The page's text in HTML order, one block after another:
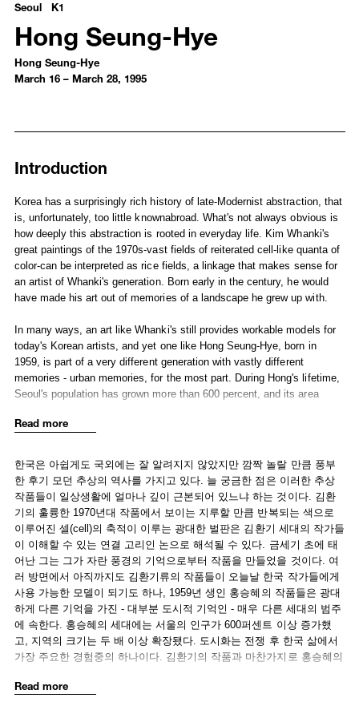
Seoul K1
Hong Seung-Hye
Hong Seung-Hye
March 16 – March 28, 1995
Introduction
Korea has a surprisingly rich history of late-Modernist abstraction, that
is, unfortunately, too little knownabroad. What's not always obvious is
how deeply this abstraction is rooted in everyday life. Kim Whanki's
great paintings of the 1970s-vast fields of reiterated cell-like quanta of
color-can be interpreted as rice fields, a linkage that makes sense for
an artist of Whanki's generation. Born early in the century, he would
have made his art out of memories of a landscape he grew up with.
In many ways, an art like Whanki's still provides workable models for
today's Korean artists, and yet one like Hong Seung-Hye, born in
1959, is part of a very different generation with vastly different
memories - urban memories, for the most part. During Hong's lifetime,
Seoul's population has grown more than 600 percent, and its area
Korean life. Many of Hong's works are based on accumulations of
add up to a landscape that is domestic, architectural, and urban, never
rustic, never offering open vistas. The units that make up this
landscape can be completely abstract (a grid of squares, for instance),
they may be perfectly poised between abstraction and representation
(as when a square of four or nine smaller squares suggests a window),
or they can be schematic representations (logo-like symbols for the
concept "house").
Hong has long been interested in painting by nontraditional means. In
the early and mid-1990s, her work was collages of painted paper,
arranged to form images of highly distilled shapes - geometricized
trees, flowers, houses, and so on. Though modest in scale, these
works (which to an American viewer's eye bore some kinship to
painting despite their deliberate evocation of a hobbyist's pastime.
Since then, Hong has been working primarily at her computer, where
Read more
한국은 아쉽게도 국외에는 잘 알려지지 않았지만 깜짝 놀랄 만큼 풍부
한 후기 모던 추상의 역사를 가지고 있다. 늘 궁금한 점은 이러한 추상
작품들이 일상생활에 얼마나 깊이 근본되어 있느냐 하는 것이다. 김환
기의 훌륭한 1970년대 작품에서 보이는 지루할 만큼 반복되는 색으로
이루어진 셀(cell)의 축적이 이루는 광대한 벌판은 김환기 세대의 작가들
이 이해할 수 있는 연결 고리인 논으로 해석될 수 있다. 금세기 초에 태
어난 그는 그가 자란 풍경의 기억으로부터 작품을 만들었을 것이다. 여
러 방면에서 아직까지도 김환기류의 작품들이 오늘날 한국 작가들에게
사용 가능한 모델이 되기도 하나, 1959년 생인 홍승혜의 작품들은 광대
하게 다른 기억을 가진 - 대부분 도시적 기억인 - 매우 다른 세대의 범주
에 속한다. 홍승혜의 세대에는 서울의 인구가 600퍼센트 이상 증가했
고, 지역의 크기는 두 배 이상 확장됐다. 도시화는 전쟁 후 한국 삶에서
가장 주요한 경험중의 하나이다. 김환기의 작품과 마찬가지로 홍승혜의
다. 하지만 이들은 결코 전원적이거나 탁 트인 전망을 제시하지 않고 가
Read more